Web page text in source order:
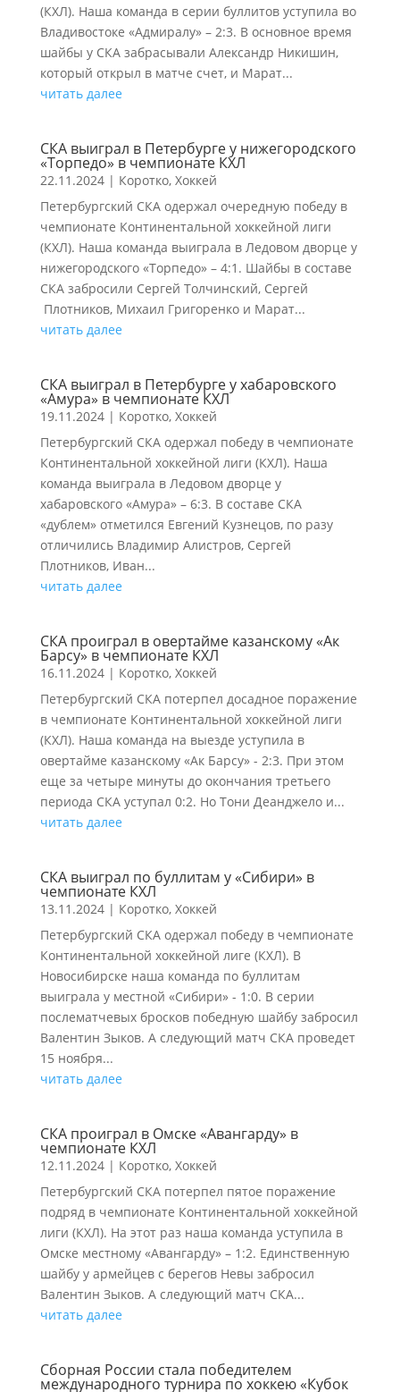
(КХЛ). Наша команда в серии буллитов уступила во
Владивостоке «Адмиралу» – 2:3. В основное время
шайбы у СКА забрасывали Александр Никишин,
который открыл в матче счет, и Марат...
читать далее
СКА выиграл в Петербурге у нижегородского
«Торпедо» в чемпионате КХЛ
22.11.2024| Коротко, Хоккей
Петербургский СКА одержал очередную победу в
чемпионате Континентальной хоккейной лиги
(КХЛ). Наша команда выиграла в Ледовом дворце у
нижегородского «Торпедо» – 4:1. Шайбы в составе
СКА забросили Сергей Толчинский, Сергей
Плотников, Михаил Григоренко и Марат...
читать далее
СКА выиграл в Петербурге у хабаровского
«Амура» в чемпионате КХЛ
19.11.2024| Коротко, Хоккей
Петербургский СКА одержал победу в чемпионате
Континентальной хоккейной лиги (КХЛ). Наша
команда выиграла в Ледовом дворце у
хабаровского «Амура» – 6:3. В составе СКА
«дублем» отметился Евгений Кузнецов, по разу
отличились Владимир Алистров, Сергей
Плотников, Иван...
читать далее
СКА проиграл в овертайме казанскому «Ак
Барсу» в чемпионате КХЛ
16.11.2024| Коротко, Хоккей
Петербургский СКА потерпел досадное поражение
в чемпионате Континентальной хоккейной лиги
(КХЛ). Наша команда на выезде уступила в
овертайме казанскому «Ак Барсу» - 2:3. При этом
еще за четыре минуты до окончания третьего
периода СКА уступал 0:2. Но Тони Деанджело и...
читать далее
СКА выиграл по буллитам у «Сибири» в
чемпионате КХЛ
13.11.2024| Коротко, Хоккей
Петербургский СКА одержал победу в чемпионате
Континентальной хоккейной лиге (КХЛ). В
Новосибирске наша команда по буллитам
выиграла у местной «Сибири» - 1:0. В серии
послематчевых бросков победную шайбу забросил
Валентин Зыков. А следующий матч СКА проведет
15 ноября...
читать далее
СКА проиграл в Омске «Авангарду» в
чемпионате КХЛ
12.11.2024| Коротко, Хоккей
Петербургский СКА потерпел пятое поражение
подряд в чемпионате Континентальной хоккейной
лиги (КХЛ). На этот раз наша команда уступила в
Омске местному «Авангарду» – 1:2. Единственную
шайбу у армейцев с берегов Невы забросил
Валентин Зыков. А следующий матч СКА...
читать далее
Сборная России стала победителем
международного турнира по хоккею «Кубок